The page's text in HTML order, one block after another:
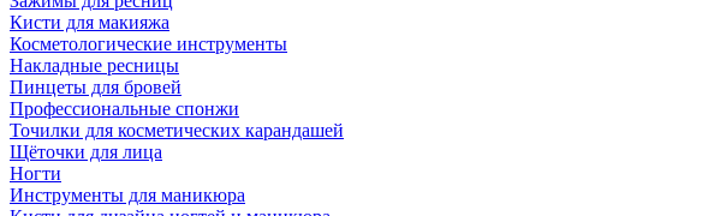
Кисти для макияжа
Косметологические инструменты
Накладные ресницы
Пинцеты для бровей
Профессиональные спонжи
Точилки для косметических карандашей
Щёточки для лица
Ногти
Инструменты для маникюра